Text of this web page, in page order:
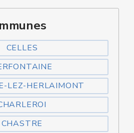
CELLES
LEZ-HERLAIMONT
CHASTRE